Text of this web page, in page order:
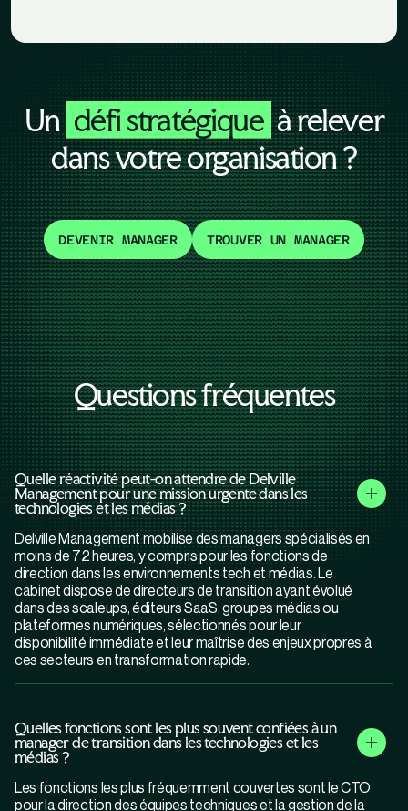
Un défi stratégique à relever
dans votre organisation ?
DEVENIR MANAGER TROUVER UN MANAGER
Questions fréquentes
Quelle réactivité peut-on attendre de Delville
Management pour une mission urgente dans les
technologies et les médias ?
Delville Management mobilise des managers spécialisés en
moins de 72 heures, y compris pour les fonctions de
direction dans les environnements tech et médias. Le
cabinet dispose de directeurs de transition ayant évolué
dans des scaleups, éditeurs SaaS, groupes médias ou
plateformes numériques, sélectionnés pour leur
disponibilité immédiate et leur maîtrise des enjeux propres à
ces secteurs en transformation rapide.
Quelles fonctions sont les plus souvent confiées à un
manager de transition dans les technologies et les
médias ?
Les fonctions les plus fréquemment couvertes sont le CTO
pour la direction des équipes techniques et la gestion de la